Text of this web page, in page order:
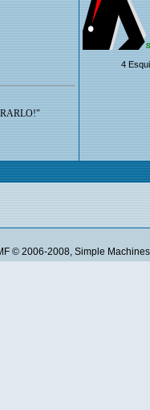
4
© 2006-2008, Simple Machines